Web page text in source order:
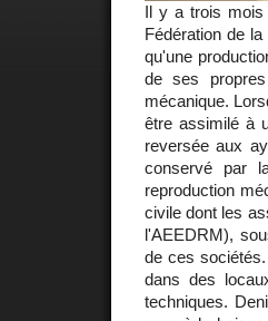
Il y a trois mois
Fédération de
qu'une
de ses
mécanique.
être assimilé à
reversée aux
conservé par
reproduction
civile dont les
l'AEEDRM),
de ces
dans des
techniques.